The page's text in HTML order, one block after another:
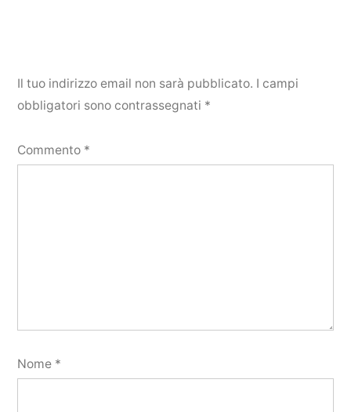
Il tuo indirizzo email non sarà pubblicato. I campi
obbligatori sono contrassegnati *
Commento *
Nome *